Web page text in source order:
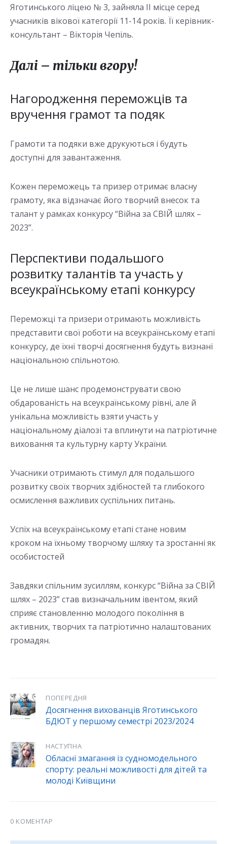
Яготинського ліцею № 3, зайняла ІІ місце серед
учасників вікової категорії 11-14 років. Її керівник-
консультант – Вікторія Чепіль.
Далі – тільки вгору!
Нагородження переможців та
вручення грамот та подяк
Грамоти та подяки вже друкуються і будуть
доступні для завантаження.
Кожен переможець та призер отримає власну
грамоту, яка відзначає його творчий внесок та
талант у рамках конкурсу “Війна за СВІЙ шлях –
2023”.
Перспективи подальшого
розвитку талантів та участь у
всеукраїнському етапі конкурсу
Переможці та призери отримають можливість
представити свої роботи на всеукраїнському етапі
конкурсу, де їхні творчі досягнення будуть визнані
національною спільнотою.
Це не лише шанс продемонструвати свою
обдарованість на всеукраїнському рівні, але й
унікальна можливість взяти участь у
національному діалозі та вплинути на патріотичне
виховання та культурну карту України.
Учасники отримають стимул для подальшого
розвитку своїх творчих здібностей та глибокого
осмислення важливих суспільних питань.
Успіх на всеукраїнському етапі стане новим
кроком на їхньому творчому шляху та зростанні як
особистостей
Завдяки спільним зусиллям, конкурс “Війна за СВІЙ
шлях – 2023” став визначальним івентом, який
сприяє становленню молодого покоління в
активних, творчих та патріотично налаштованих
громадян.
ПОПЕРЕДНЯ
Досягнення вихованців Яготинського
БДЮТ у першому семестрі 2023/2024
НАСТУПНА
Обласні змагання із судномодельного
спорту: реальні можливості для дітей та
молоді Київщини
0 КОМЕНТАР